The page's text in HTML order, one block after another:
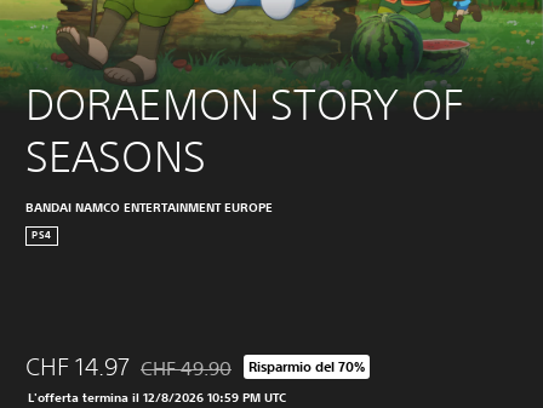
DORAEMON STORY OF
SEASONS
BANDAI NAMCO ENTERTAINMENT EUROPE
PS4
CHF 14.97 Scontato dal prezzo originale di CHF 49.90
CHF 49.90 Risparmio del 70%
L'offerta termina il 12/8/2026 10:59 PM UTC